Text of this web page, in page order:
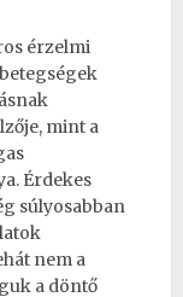
érzelmi
mint a
Érdekes
súlyosabban
nem a
a döntő